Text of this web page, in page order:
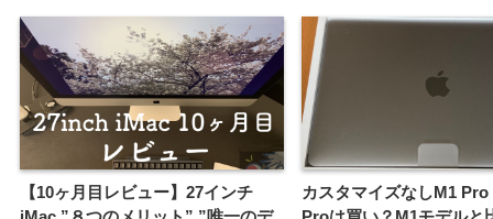
【10ヶ月目レビュー】27インチ
カスタマイズなしM1